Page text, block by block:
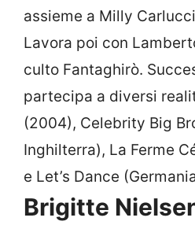
assieme a Milly
Lavora poi con
culto Fantaghirò.
partecipa a diversi
(2004), Celebrity Big
Inghilterra), La Ferme
e Let’s Dance
Brigitte